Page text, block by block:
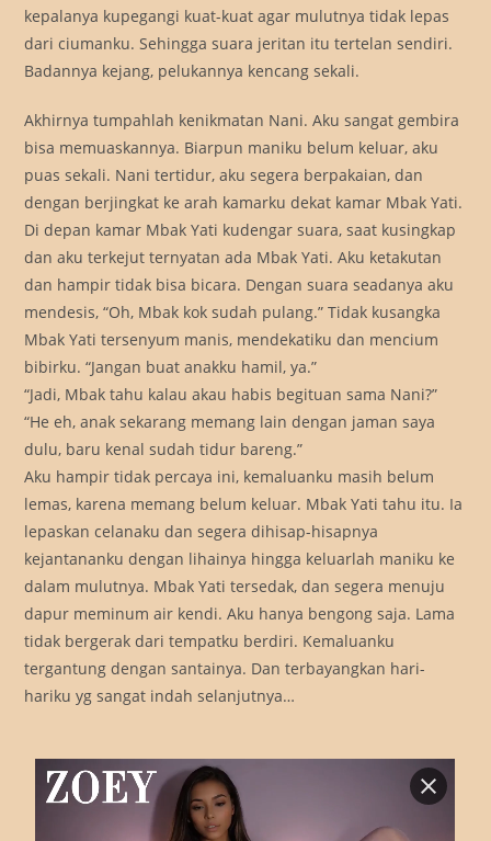
kepalanya kupegangi kuat-kuat agar mulutnya tidak lepas
dari ciumanku. Sehingga suara jeritan itu tertelan sendiri.
Badannya kejang, pelukannya kencang sekali.
Akhirnya tumpahlah kenikmatan Nani. Aku sangat gembira
bisa memuaskannya. Biarpun maniku belum keluar, aku
puas sekali. Nani tertidur, aku segera berpakaian, dan
dengan berjingkat ke arah kamarku dekat kamar Mbak Yati.
Di depan kamar Mbak Yati kudengar suara, saat kusingkap
dan aku terkejut ternyatan ada Mbak Yati. Aku ketakutan
dan hampir tidak bisa bicara. Dengan suara seadanya aku
mendesis, “Oh, Mbak kok sudah pulang.” Tidak kusangka
Mbak Yati tersenyum manis, mendekatiku dan mencium
bibirku. “Jangan buat anakku hamil, ya.”
“Jadi, Mbak tahu kalau akau habis begituan sama Nani?”
“He eh, anak sekarang memang lain dengan jaman saya
dulu, baru kenal sudah tidur bareng.”
Aku hampir tidak percaya ini, kemaluanku masih belum
lemas, karena memang belum keluar. Mbak Yati tahu itu. Ia
lepaskan celanaku dan segera dihisap-hisapnya
kejantananku dengan lihainya hingga keluarlah maniku ke
dalam mulutnya. Mbak Yati tersedak, dan segera menuju
dapur meminum air kendi. Aku hanya bengong saja. Lama
tidak bergerak dari tempatku berdiri. Kemaluanku
tergantung dengan santainya. Dan terbayangkan hari-
hariku yg sangat indah selanjutnya…